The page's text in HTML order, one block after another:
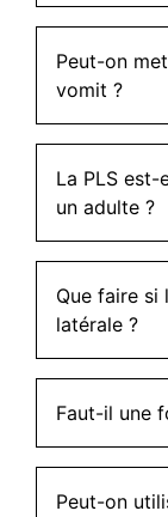
Peut-on
vomit ?
La PLS
un adulte ?
Que faire si
latérale ?
Faut-il une
Peut-on